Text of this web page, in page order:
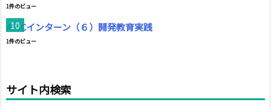
1件のビュー
APICインターン（６）開発教育実践
1件のビュー
サイト内検索